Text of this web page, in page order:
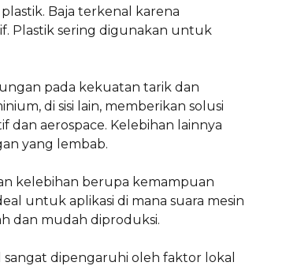
Baja terkenal karena
Plastik sering digunakan untuk
pada kekuatan tarik dan
di sisi lain, memberikan solusi
dan aerospace. Kelebihan lainnya
yang lembab.
kelebihan berupa kemampuan
untuk aplikasi di mana suara mesin
dan mudah diproduksi.
dipengaruhi oleh faktor lokal